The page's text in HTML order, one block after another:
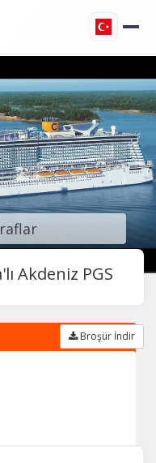
Akdeniz PGS
Broşür İndir